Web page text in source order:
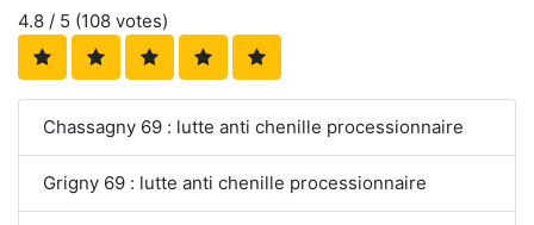
4.8 / 5 (108 votes)
Chassagny 69 : lutte anti chenille processionnaire
Grigny 69 : lutte anti chenille processionnaire